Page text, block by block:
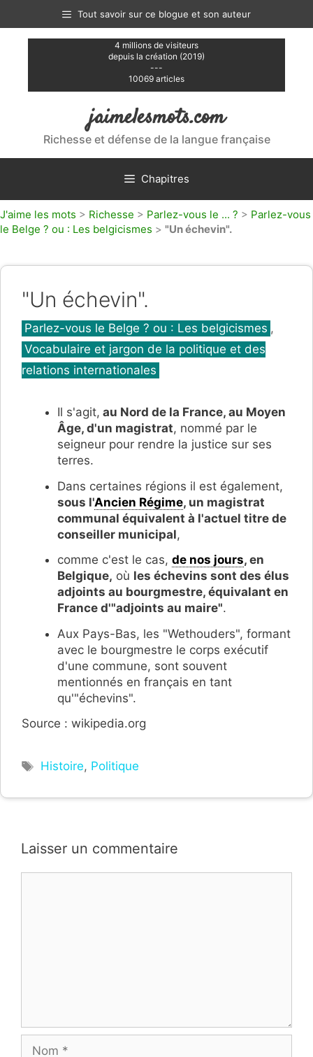
contenu
Tout savoir sur ce blogue et son auteur
4 millions de visiteurs
depuis la création (2019)
---
10069 articles
jaimelesmots.com
Richesse et défense de la langue française
Chapitres
J'aime les mots > Richesse > Parlez-vous le ... ? > Parlez-vous
le Belge ? ou : Les belgicismes > "Un échevin".
"Un échevin".
Catégories
Parlez-vous le Belge ? ou : Les belgicismes ,
Vocabulaire et jargon de la politique et des
relations internationales
Il s'agit, au Nord de la France, au Moyen
Âge, d'un magistrat, nommé par le
seigneur pour rendre la justice sur ses
terres.
Dans certaines régions il est également,
sous l'Ancien Régime, un magistrat
communal équivalent à l'actuel titre de
conseiller municipal,
comme c'est le cas, de nos jours, en
Belgique, où les échevins sont des élus
adjoints au bourgmestre, équivalant en
France d'"adjoints au maire".
Aux Pays-Bas, les "Wethouders", formant
avec le bourgmestre le corps exécutif
d'une commune, sont souvent
mentionnés en français en tant
qu'"échevins".
Source : wikipedia.org
Étiquettes
Histoire, Politique
Laisser un commentaire